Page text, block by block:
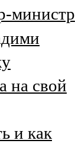
министр
на свой
и как